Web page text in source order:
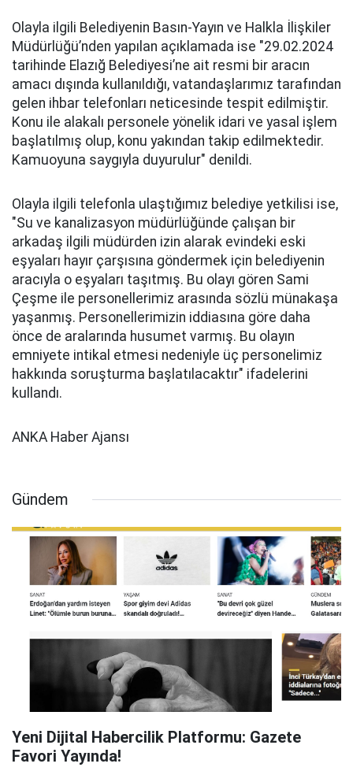
Olayla ilgili Belediyenin Basın-Yayın ve Halkla İlişkiler
Müdürlüğü’nden yapılan açıklamada ise "29.02.2024
tarihinde Elazığ Belediyesi’ne ait resmi bir aracın
amacı dışında kullanıldığı, vatandaşlarımız tarafından
gelen ihbar telefonları neticesinde tespit edilmiştir.
Konu ile alakalı personele yönelik idari ve yasal işlem
başlatılmış olup, konu yakından takip edilmektedir.
Kamuoyuna saygıyla duyurulur" denildi.
Olayla ilgili telefonla ulaştığımız belediye yetkilisi ise,
"Su ve kanalizasyon müdürlüğünde çalışan bir
arkadaş ilgili müdürden izin alarak evindeki eski
eşyaları hayır çarşısına göndermek için belediyenin
aracıyla o eşyaları taşıtmış. Bu olayı gören Sami
Çeşme ile personellerimiz arasında sözlü münakaşa
yaşanmış. Personellerimizin iddiasına göre daha
önce de aralarında husumet varmış. Bu olayın
emniyete intikal etmesi nedeniyle üç personelimiz
hakkında soruşturma başlatılacaktır" ifadelerini
kullandı.
ANKA Haber Ajansı
Gündem
Yeni Dijital Habercilik Platformu: Gazete
Favori Yayında!